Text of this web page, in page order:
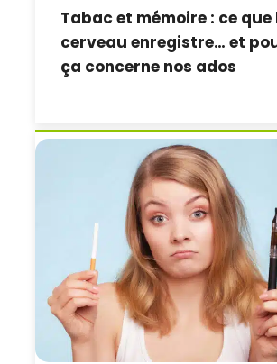
Tabac et mémoire : ce que
cerveau enregistre… et
ça concerne nos ados